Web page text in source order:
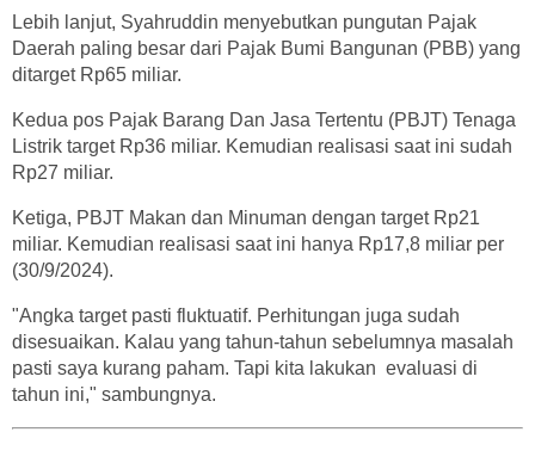
Lebih lanjut, Syahruddin menyebutkan pungutan Pajak
Daerah paling besar dari Pajak Bumi Bangunan (PBB) yang
ditarget Rp65 miliar.
Kedua pos Pajak Barang Dan Jasa Tertentu (PBJT) Tenaga
Listrik target Rp36 miliar. Kemudian realisasi saat ini sudah
Rp27 miliar.
Ketiga, PBJT Makan dan Minuman dengan target Rp21
miliar. Kemudian realisasi saat ini hanya Rp17,8 miliar per
(30/9/2024).
"Angka target pasti fluktuatif. Perhitungan juga sudah
disesuaikan. Kalau yang tahun-tahun sebelumnya masalah
pasti saya kurang paham. Tapi kita lakukan evaluasi di
tahun ini," sambungnya.